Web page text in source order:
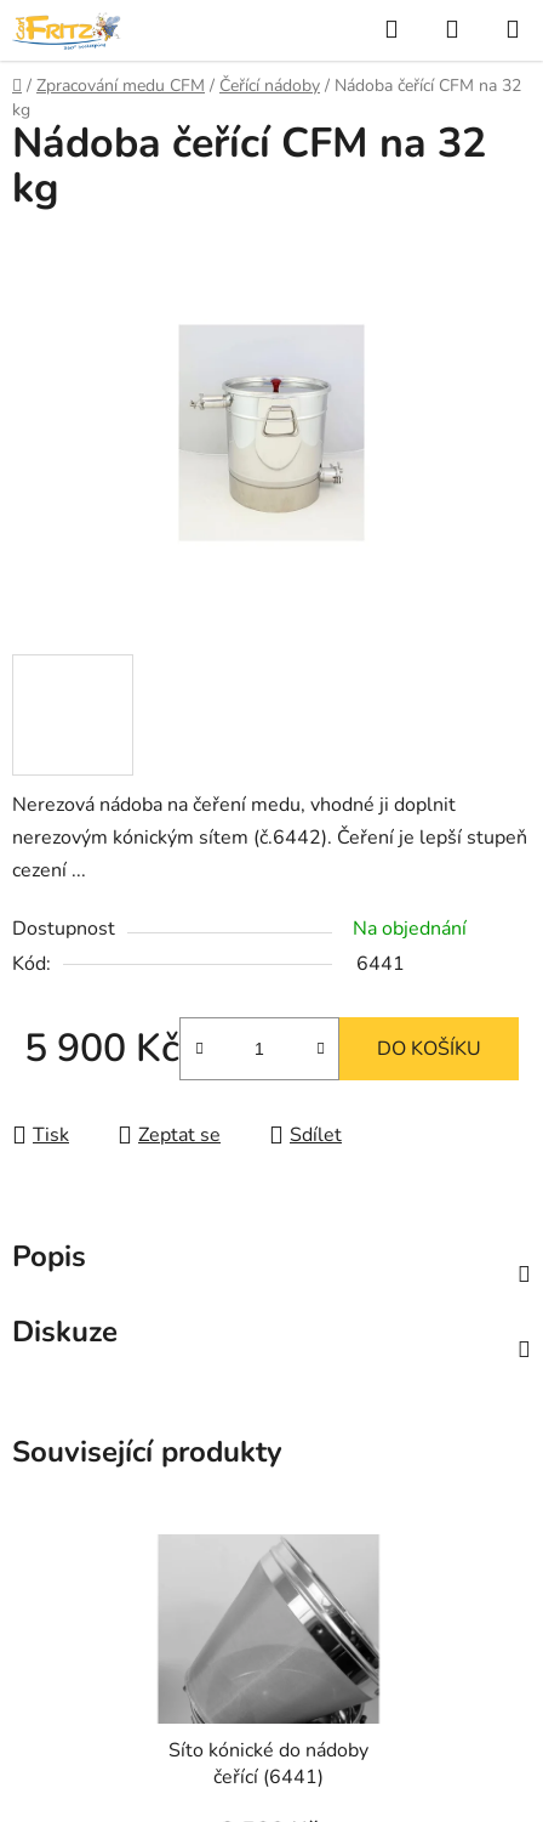
Přejít
na
obsah
Hledat
KOŠÍK
Domů
/ Zpracování medu CFM / Čeřící nádoby / Nádoba čeřící CFM na 32
kg
Nerezová nádoba na čeření medu, vhodné ji doplnit
nerezovým kónickým sítem (č.6442). Čeření je lepší stupeň
cezení ...
Dostupnost
Na objednání
Kód:
6441
5 900 Kč DO KOŠÍKU
Tisk Zeptat se Sdílet
Nádoba čeřící CFM na 32
kg
Popis
Diskuze
Související produkty
Síto kónické do nádoby
čeřící (6441)